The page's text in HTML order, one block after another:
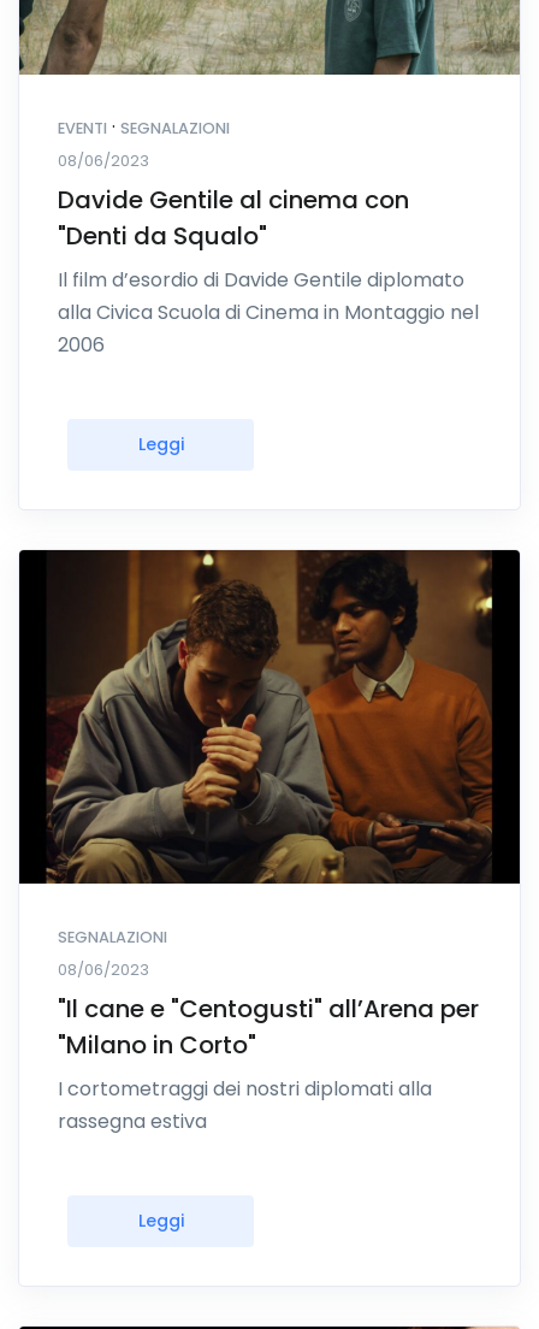
EVENTI · SEGNALAZIONI
08/06/2023
Davide Gentile al cinema con
"Denti da Squalo"
Il film d’esordio di Davide Gentile diplomato
alla Civica Scuola di Cinema in Montaggio nel
2006
Leggi
SEGNALAZIONI
08/06/2023
"Il cane e "Centogusti" all’Arena per
"Milano in Corto"
I cortometraggi dei nostri diplomati alla
rassegna estiva
Leggi